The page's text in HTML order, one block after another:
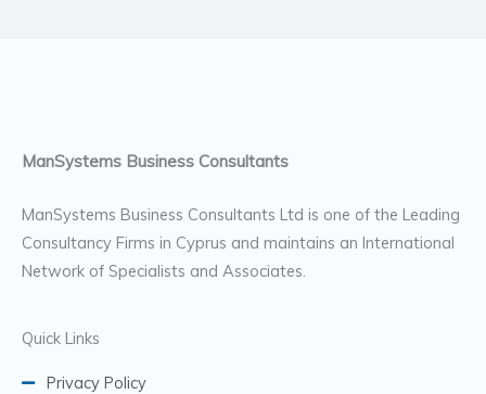
ManSystems Business Consultants
ManSystems Business Consultants Ltd is one of the Leading
Consultancy Firms in Cyprus and maintains an International
Network of Specialists and Associates.
Quick Links
Privacy Policy